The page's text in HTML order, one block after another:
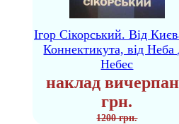
Ігор Сікорський. Від
Коннектикута, від Неба
Небес
наклад
грн.
1200 грн.